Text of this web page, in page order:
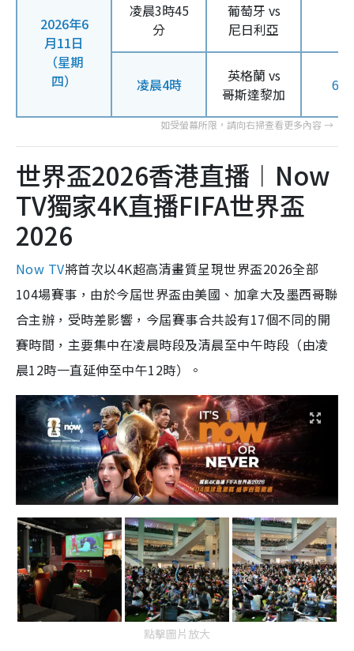
2026年6
月11日
（星期
四）
凌晨3時45
分
葡萄牙 vs
尼日利亞
凌晨4時
英格蘭 vs
哥斯達黎加
世界盃2026香港直播︱Now
TV獨家4K直播FIFA世界盃
2026
Now TV將首次以4K超高清畫質呈現世界盃2026全部
104場賽事，由於今屆世界盃由美國、加拿大及墨西哥聯
合主辦，受時差影響，今屆賽事合共設有17個不同的開
賽時間，主要集中在凌晨時段及清晨至中午時段（由凌
晨12時一直延伸至中午12時）。
點擊圖片放大